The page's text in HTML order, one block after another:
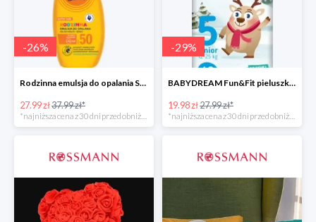
-26%
Rodzinna emulsja do opalania SPF 50
27.99 zł37.99 zł*
*najniższa cena z 30 dni przed obniżką
-29%
BABYDREAM Fun&Fit pieluszki jednorazowe Junior 5
19.98 zł27.99 zł*
*najniższa cena z 30 dni przed obniżką